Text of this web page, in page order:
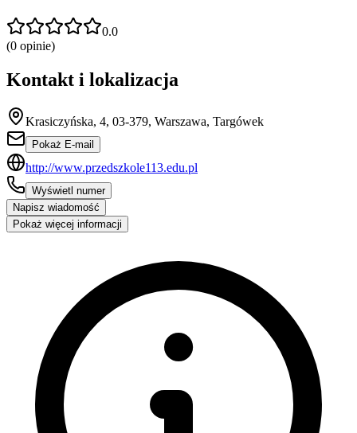
0.0
(0 opinie)
Kontakt i lokalizacja
Krasiczyńska, 4, 03-379, Warszawa, Targówek
Pokaż E-mail
http://www.przedszkole113.edu.pl
Wyświetl numer
Napisz wiadomość
Pokaż więcej informacji